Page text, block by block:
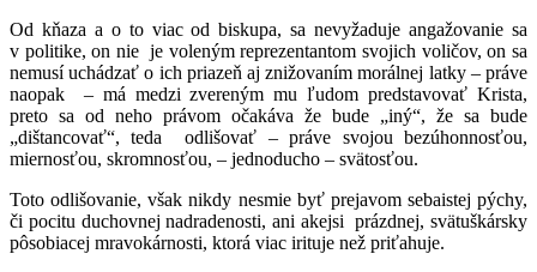
Od kňaza a o to viac od biskupa, sa nevyžaduje angažovanie sa
v politike, on nie je voleným reprezentantom svojich voličov, on sa
nemusí uchádzať o ich priazeň aj znižovaním morálnej latky – práve
naopak – má medzi zvereným mu ľudom predstavovať Krista,
preto sa od neho právom očakáva že bude „iný“, že sa bude
„dištancovať“, teda odlišovať – práve svojou bezúhonnosťou,
miernosťou, skromnosťou, – jednoducho – svätosťou.
Toto odlišovanie, však nikdy nesmie byť prejavom sebaistej pýchy,
či pocitu duchovnej nadradenosti, ani akejsi prázdnej, svätuškársky
pôsobiacej mravokárnosti, ktorá viac irituje než priťahuje.